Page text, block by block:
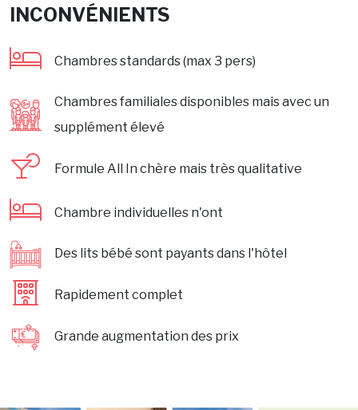
INCONVÉNIENTS
Chambres standards (max 3 pers)
Chambres familiales disponibles mais avec un
supplément élevé
Formule All In chère mais très qualitative
Chambre individuelles n'ont
Des lits bébé sont payants dans l'hôtel
Rapidement complet
Grande augmentation des prix